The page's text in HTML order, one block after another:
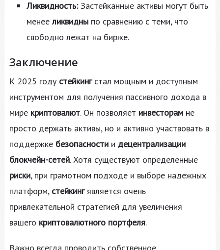
Ликвидность:Застейканные активы могут быть
менееликвидныпо сравнению с теми, что
свободно лежат на бирже.
Заключение
К 2025 году стейкингстал мощным и доступным
инструментом для получения пассивного дохода в
мире криптовалют. Он позволяет инвесторамне
просто держать активы, но и активно участвовать в
поддержке безопасностии децентрализации
блокчейн-сетей. Хотя существуют определенные
риски, при грамотном подходе и выборе надежных
платформ, стейкингявляется очень
привлекательной стратегией для увеличения
вашего криптовалютного портфеля.